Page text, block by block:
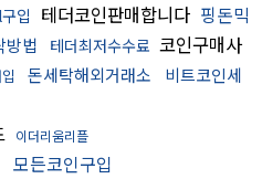
입 테더코인판매합니다 핑돈믹
방법 테더최저수수료 코인구매사
돈세탁해외거래소
비트코인세
이더리움리플
모든코인구입